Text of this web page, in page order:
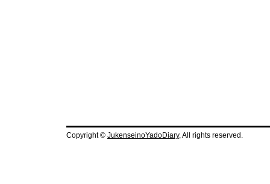
Copyright © JukenseinoYadoDiary, All rights reserved.